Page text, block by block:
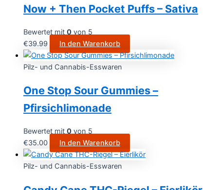
Now + Then Pocket Puffs – Sativa
Bewertet mit 0 von 5
€39.99 In den Warenkorb
Pilz- und Cannabis-Esswaren
One Stop Sour Gummies –
Pfirsichlimonade
Bewertet mit 0 von 5
€35.00 In den Warenkorb
Pilz- und Cannabis-Esswaren